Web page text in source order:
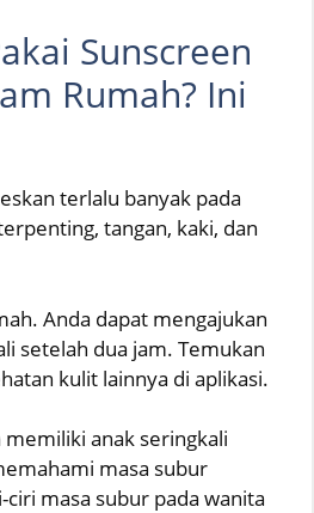
Sunscreen
Rumah? Ini
terlalu banyak pada
tangan, kaki, dan
Anda dapat mengajukan
setelah dua jam. Temukan
kulit lainnya di aplikasi.
memiliki anak seringkali
masa subur
masa subur pada wanita